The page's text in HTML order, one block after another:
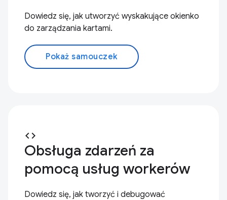
Dowiedz się, jak utworzyć wyskakujące okienko
do zarządzania kartami.
Pokaż samouczek
code
Obsługa zdarzeń za
pomocą usług workerów
Dowiedz się, jak tworzyć i debugować